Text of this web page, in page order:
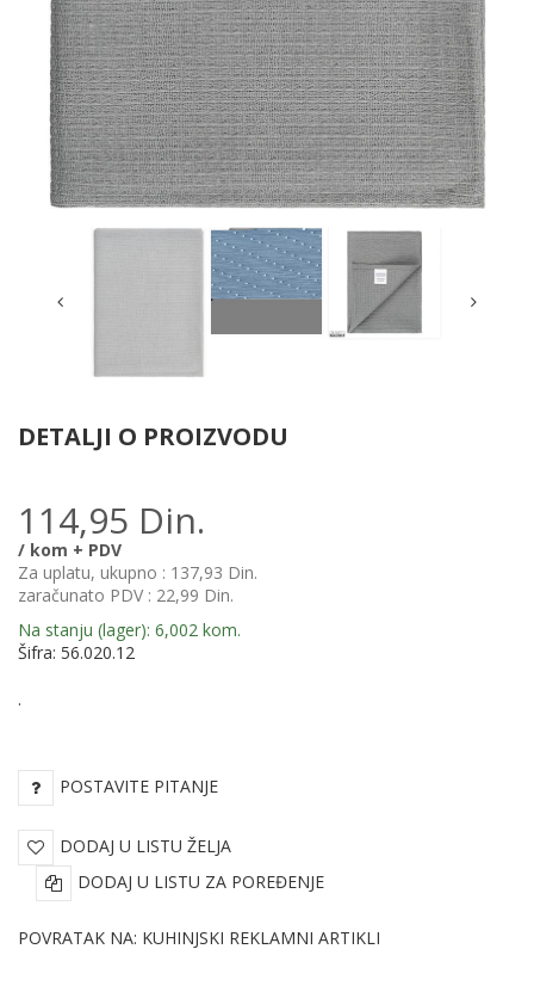
DETALJI O PROIZVODU
114,95 Din.
/ kom + PDV
Za uplatu, ukupno : 137,93 Din.
zaračunato PDV : 22,99 Din.
Na stanju (lager): 6,002 kom.
Šifra: 56.020.12
.
POSTAVITE PITANJE
DODAJ U LISTU ŽELJA
DODAJ U LISTU ZA POREĐENJE
POVRATAK NA: KUHINJSKI REKLAMNI ARTIKLI